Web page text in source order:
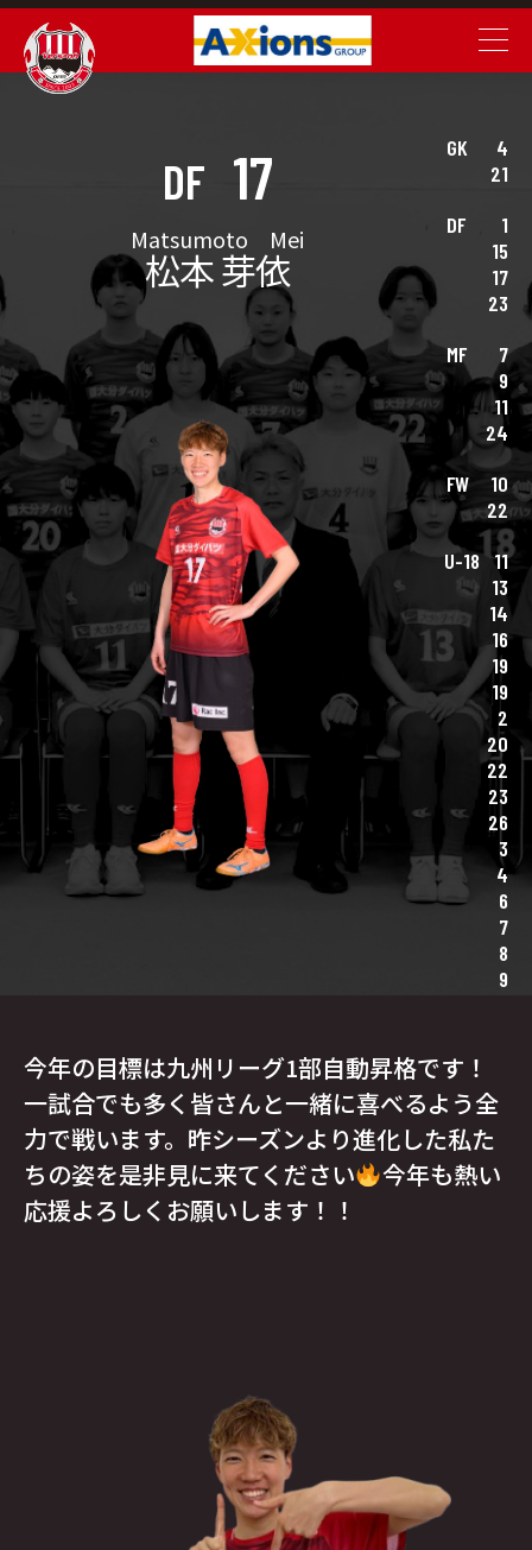
DF 17
Matsumoto Mei
松本 芽依
GK
4
21
DF
1
15
17
23
MF
7
9
11
24
FW
10
22
U-18 11
13
14
16
19
19
2
20
22
23
26
3
4
6
7
8
9
今年の目標は九州リーグ1部自動昇格です！
一試合でも多く皆さんと一緒に喜べるよう全
力で戦います。昨シーズンより進化した私た
ちの姿を是非見に来てください
今年も熱い
応援よろしくお願いします！！